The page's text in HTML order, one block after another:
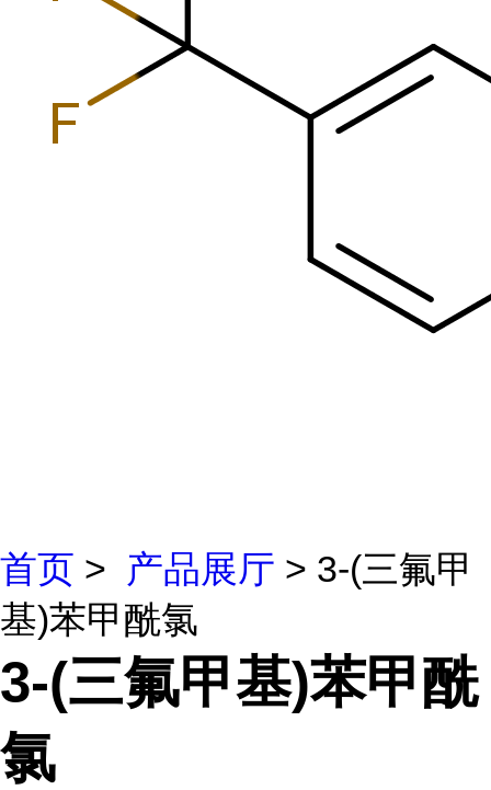
首页 > 产品展厅 > 3-(三氟甲
基)苯甲酰氯
3-(三氟甲基)苯甲酰
氯